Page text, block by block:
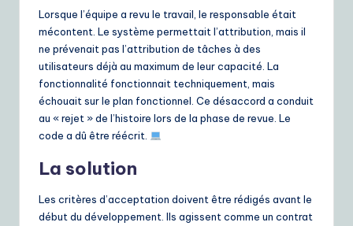
Lorsque l’équipe a revu le travail, le responsable était
mécontent. Le système permettait l’attribution, mais il
ne prévenait pas l’attribution de tâches à des
utilisateurs déjà au maximum de leur capacité. La
fonctionnalité fonctionnait techniquement, mais
échouait sur le plan fonctionnel. Ce désaccord a conduit
au « rejet » de l’histoire lors de la phase de revue. Le
code a dû être réécrit.
La solution
Les critères d’acceptation doivent être rédigés avant le
début du développement. Ils agissent comme un contrat